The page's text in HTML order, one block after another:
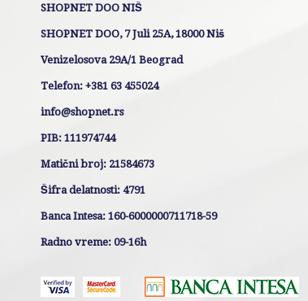
SHOPNET DOO NIŠ
SHOPNET DOO, 7 Juli 25A, 18000 Niš
Venizelosova 29A/1 Beograd
Telefon: +381 63 455024
info@shopnet.rs
PIB: 111974744
Matični broj: 21584673
Šifra delatnosti: 4791
Banca Intesa: 160-6000000711718-59
Radno vreme: 09-16h